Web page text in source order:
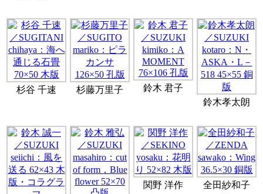
杉谷 千速 杉藤万里子
鈴木 君子
鈴木孝太朗
関野 洋作 全田紗和子